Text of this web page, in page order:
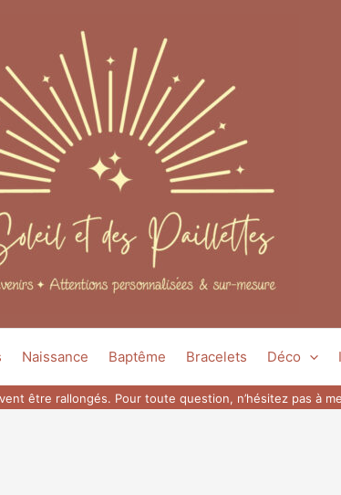
Naissance Baptême Bracelets Déco
être rallongés. Pour toute question, n’hésitez pas à